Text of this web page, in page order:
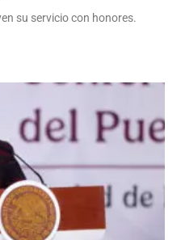
su servicio con honores.